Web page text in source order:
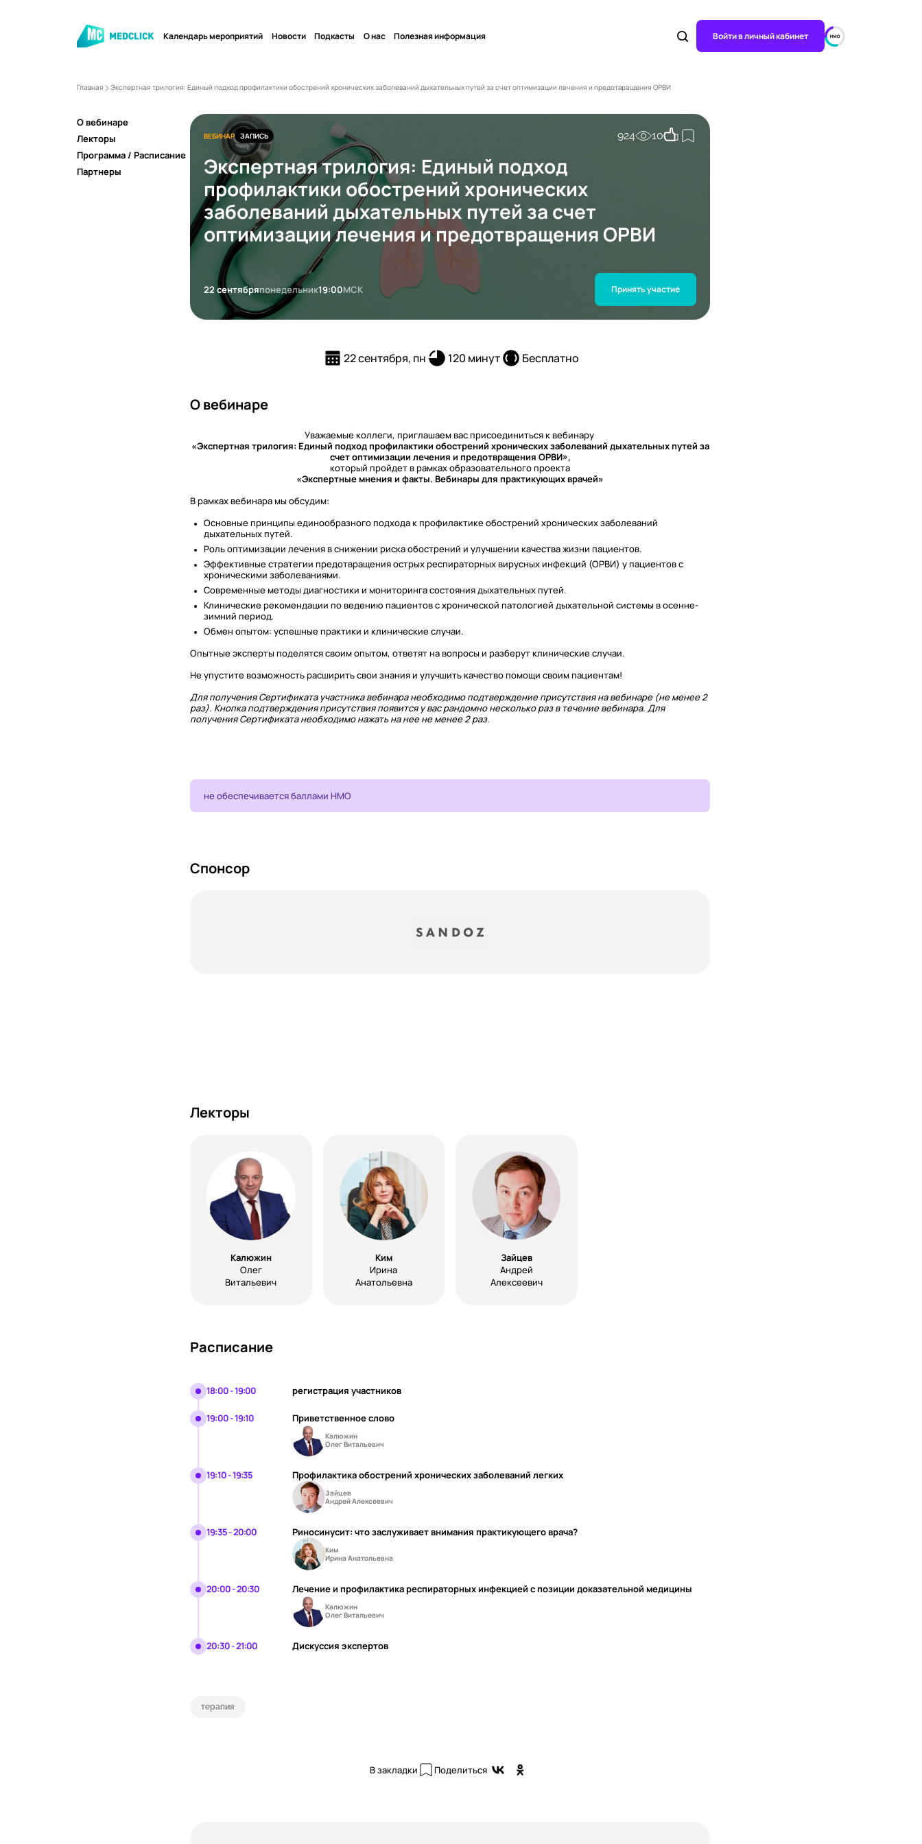
Календарь мероприятий Новости Подкасты О нас Полезная информация Войти в личный кабинет
Главная Экспертная трилогия: Единый подход профилактики обострений хронических заболеваний дыхательных путей за счет оптимизации лечения и предотвращения ОРВИ
О вебинаре
Лекторы
Программа / Расписание
Партнеры
ВЕБИНАР ЗАПИСЬ 924 10
Экспертная трилогия: Единый подход
профилактики обострений хронических
заболеваний дыхательных путей за счет
оптимизации лечения и предотвращения ОРВИ
22 сентябряпонедельник19:00МСК Принять участие
22 сентября, пн 120 минут Бесплатно
О вебинаре
Уважаемые коллеги, приглашаем вас присоединиться к вебинару
«Экспертная трилогия: Единый подход профилактики обострений хронических заболеваний дыхательных путей за
счет оптимизации лечения и предотвращения ОРВИ»,
который пройдет в рамках образовательного проекта
«Экспертные мнения и факты. Вебинары для практикующих врачей»
В рамках вебинара мы обсудим:
Основные принципы единообразного подхода к профилактике обострений хронических заболеваний
дыхательных путей.
Роль оптимизации лечения в снижении риска обострений и улучшении качества жизни пациентов.
Эффективные стратегии предотвращения острых респираторных вирусных инфекций (ОРВИ) у пациентов с
хроническими заболеваниями.
Современные методы диагностики и мониторинга состояния дыхательных путей.
Клинические рекомендации по ведению пациентов с хронической патологией дыхательной системы в осенне-
зимний период.
Обмен опытом: успешные практики и клинические случаи.
Опытные эксперты поделятся своим опытом, ответят на вопросы и разберут клинические случаи.
Не упустите возможность расширить свои знания и улучшить качество помощи своим пациентам!
Для получения Сертификата участника вебинара необходимо подтверждение присутствия на вебинаре (не менее 2
раз). Кнопка подтверждения присутствия появится у вас рандомно несколько раз в течение вебинара. Для
получения Сертификата необходимо нажать на нее не менее 2 раз.
не обеспечивается баллами НМО
Спонсор
Лекторы
Калюжин
Олег
Витальевич
Ким
Ирина
Анатольевна
Зайцев
Андрей
Алексеевич
Расписание
18:00 - 19:00 регистрация участников
19:00 - 19:10 Приветственное слово
Калюжин
Олег Витальевич
19:10 - 19:35 Профилактика обострений хронических заболеваний легких
Зайцев
Андрей Алексеевич
19:35 - 20:00 Риносинусит: что заслуживает внимания практикующего врача?
Ким
Ирина Анатольевна
20:00 - 20:30 Лечение и профилактика респираторных инфекцией с позиции доказательной медицины
Калюжин
Олег Витальевич
20:30 - 21:00 Дискуссия экспертов
терапия
В закладки Поделиться